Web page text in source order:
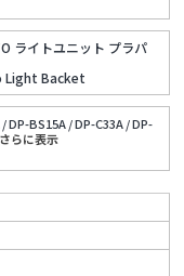
ライトユニット プラパ
Light Backet
/DP-BS15A /DP-C33A /DP-
らに表⽰